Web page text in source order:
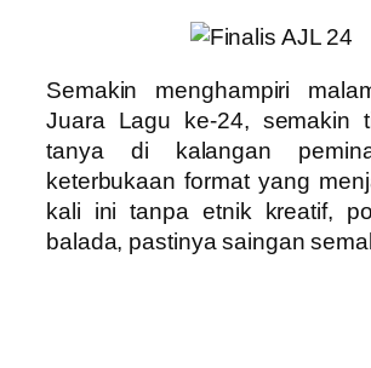
Semakin menghampiri
Juara Lagu ke-24, semakin
tanya di kalangan
keterbukaan format yang
kali ini tanpa etnik kreatif,
balada, pastinya saingan